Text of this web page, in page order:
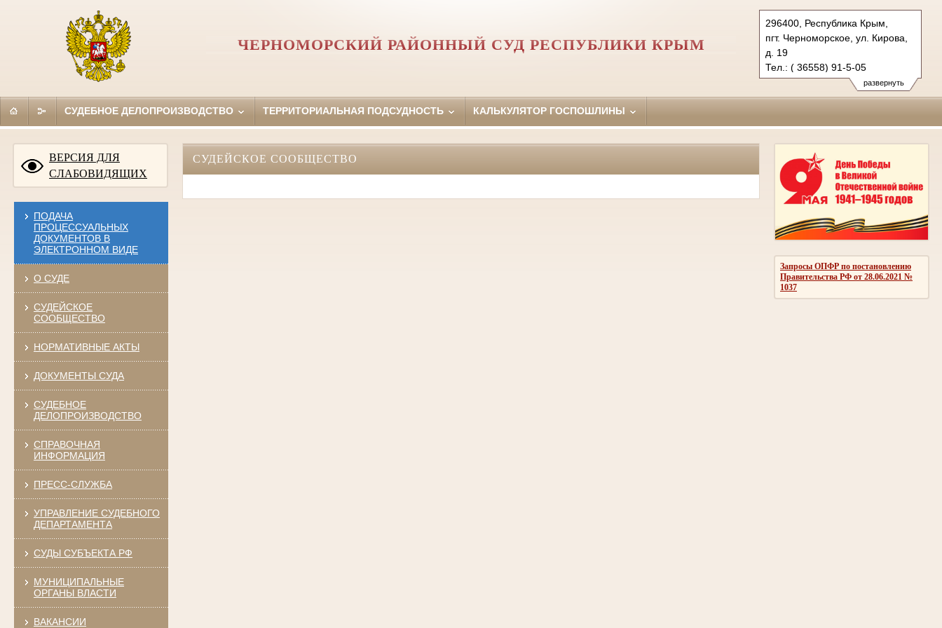
развернуть
296400, Республика Крым,
пгт. Черноморское, ул. Кирова,
д. 19
Тел.: ( 36558) 91-5-05
chernomorskiy.krm@sudrf.ru
показать на карте
ЧЕРНОМОРСКИЙ РАЙОННЫЙ СУД РЕСПУБЛИКИ КРЫМ
СУДЕБНОЕ ДЕЛОПРОИЗВОДСТВО ТЕРРИТОРИАЛЬНАЯ ПОДСУДНОСТЬ КАЛЬКУЛЯТОР ГОСПОШЛИНЫ
ВЕРСИЯ ДЛЯ
СЛАБОВИДЯЩИХ
ПОДАЧА
ПРОЦЕССУАЛЬНЫХ
ДОКУМЕНТОВ В
ЭЛЕКТРОННОМ ВИДЕ
О СУДЕ
СУДЕЙСКОЕ
СООБЩЕСТВО
НОРМАТИВНЫЕ АКТЫ
ДОКУМЕНТЫ СУДА
СУДЕБНОЕ
ДЕЛОПРОИЗВОДСТВО
СПРАВОЧНАЯ
ИНФОРМАЦИЯ
ПРЕСС-СЛУЖБА
УПРАВЛЕНИЕ СУДЕБНОГО
ДЕПАРТАМЕНТА
СУДЫ СУБЪЕКТА РФ
МУНИЦИПАЛЬНЫЕ
ОРГАНЫ ВЛАСТИ
ВАКАНСИИ
Запросы ОПФР по постановлению
Правительства РФ от 28.06.2021 №
1037
СУДЕЙСКОЕ СООБЩЕСТВО